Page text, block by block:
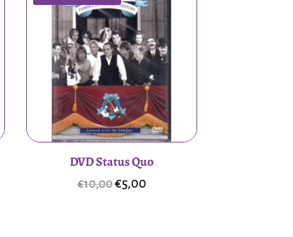
DVD Status Quo
€10,00Oorspronkelijke
€5,00Huidige